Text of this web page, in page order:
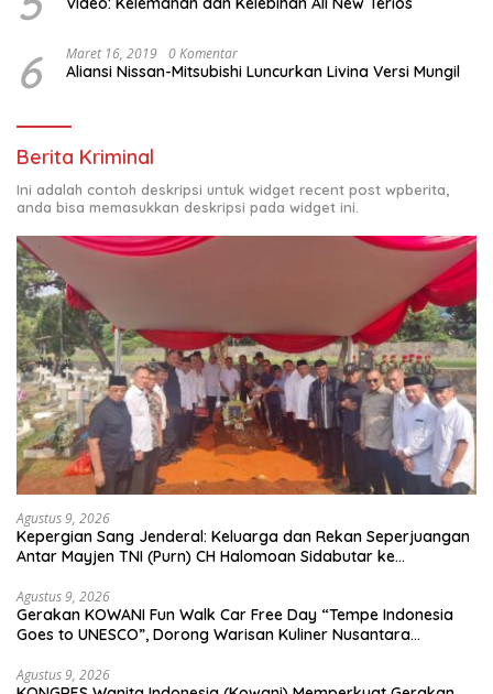
6 Maret 16, 2019 0 Komentar
Aliansi Nissan-Mitsubishi Luncurkan Livina Versi Mungil
Berita Kriminal
Ini adalah contoh deskripsi untuk widget recent post wpberita,
anda bisa memasukkan deskripsi pada widget ini.
Agustus 9, 2026
Kepergian Sang Jenderal: Keluarga dan Rekan Seperjuangan
Antar Mayjen TNI (Purn) CH Halomoan Sidabutar ke
Agustus 9, 2026
Gerakan KOWANI Fun Walk Car Free Day “Tempe Indonesia
Goes to UNESCO”, Dorong Warisan Kuliner Nusantara
Agustus 9, 2026